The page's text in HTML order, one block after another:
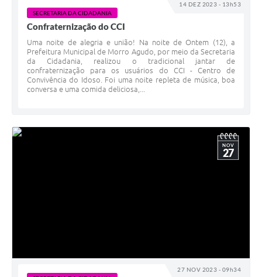
14 DEZ 2023 - 13h53
SECRETARIA DA CIDADANIA
Confraternização do CCI
Uma noite de alegria e união! Na noite de Ontem (12), a
Prefeitura Municipal de Morro Agudo, por meio da Secretaria
da Cidadania, realizou o tradicional jantar de
confraternização para os usuários do CCI - Centro de
Convivência do Idoso. Foi uma noite repleta de música, boa
conversa e uma comida deliciosa,...
27 NOV 2023 - 09h34
NOV
27